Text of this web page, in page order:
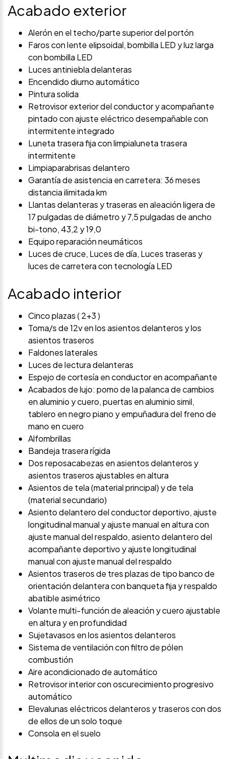
Acabado exterior
Alerón en el techo/parte superior del portón
Faros con lente elipsoidal, bombilla LED y luz larga
con bombilla LED
Luces antiniebla delanteras
Encendido diurno automático
Pintura solida
Retrovisor exterior del conductor y acompañante
pintado con ajuste eléctrico desempañable con
intermitente integrado
Luneta trasera fija con limpialuneta trasera
intermitente
Limpiaparabrisas delantero
Garantía de asistencia en carretera: 36 meses
distancia ilimitada km
Llantas delanteras y traseras en aleación ligera de
17 pulgadas de diámetro y 7,5 pulgadas de ancho
bi-tono, 43,2 y 19,0
Equipo reparación neumáticos
Luces de cruce, Luces de día, Luces traseras y
luces de carretera con tecnología LED
Acabado interior
Cinco plazas ( 2+3 )
Toma/s de 12v en los asientos delanteros y los
asientos traseros
Faldones laterales
Luces de lectura delanteras
Espejo de cortesía en conductor en acompañante
Acabados de lujo: pomo de la palanca de cambios
en aluminio y cuero, puertas en aluminio simil,
tablero en negro piano y empuñadura del freno de
mano en cuero
Alfombrillas
Bandeja trasera rígida
Dos reposacabezas en asientos delanteros y
asientos traseros ajustables en altura
Asientos de tela (material principal) y de tela
(material secundario)
Asiento delantero del conductor deportivo, ajuste
longitudinal manual y ajuste manual en altura con
ajuste manual del respaldo, asiento delantero del
acompañante deportivo y ajuste longitudinal
manual con ajuste manual del respaldo
Asientos traseros de tres plazas de tipo banco de
orientación delantera con banqueta fija y respaldo
abatible asimétrico
Volante multi-función de aleación y cuero ajustable
en altura y en profundidad
Sujetavasos en los asientos delanteros
Sistema de ventilación con filtro de pólen
combustión
Aire acondicionado de automático
Retrovisor interior con oscurecimiento progresivo
automático
Elevalunas eléctricos delanteros y traseros con dos
de ellos de un solo toque
Consola en el suelo